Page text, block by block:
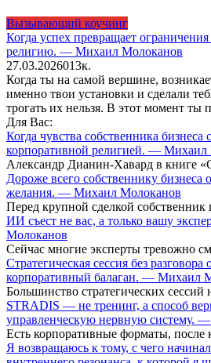
Вызывающий коучинг
Когда успех превращает ограничения
религию. — Михаил Молоканов
27.03.2026013к.
Когда ты на самой вершине,
именно твои установки и сделали
трогать их нельзя. В этот момент ты
Для Вас:
Когда чувства собственника бизнеса
корпоративной религией. — Михаил
Александр Дианин-Хавард в книге
Дороже всего собственнику бизнеса
желания. — Михаил Молоканов
Перед крупной сделкой
ИИ съест не вас, а только вашу
Молоканов
Сейчас многие эксперты тревожно
Стратегическая сессия без
корпоративный балаган. — Михаил
Большинство стратегических сессий
STRADIS — не тренинг, а способ
управленческую нервную систему.
Есть корпоративные форматы, после
Я возвращаюсь к тому, с чего